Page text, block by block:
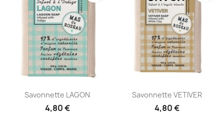
Savonnette LAGON
4,80 €
Savonnette VETIVER
4,80 €